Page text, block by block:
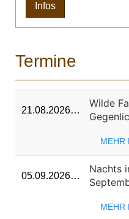
Infos
Termine
21.08.2026…
Wilde
MEHR
05.09.2026…
Nachts
MEHR